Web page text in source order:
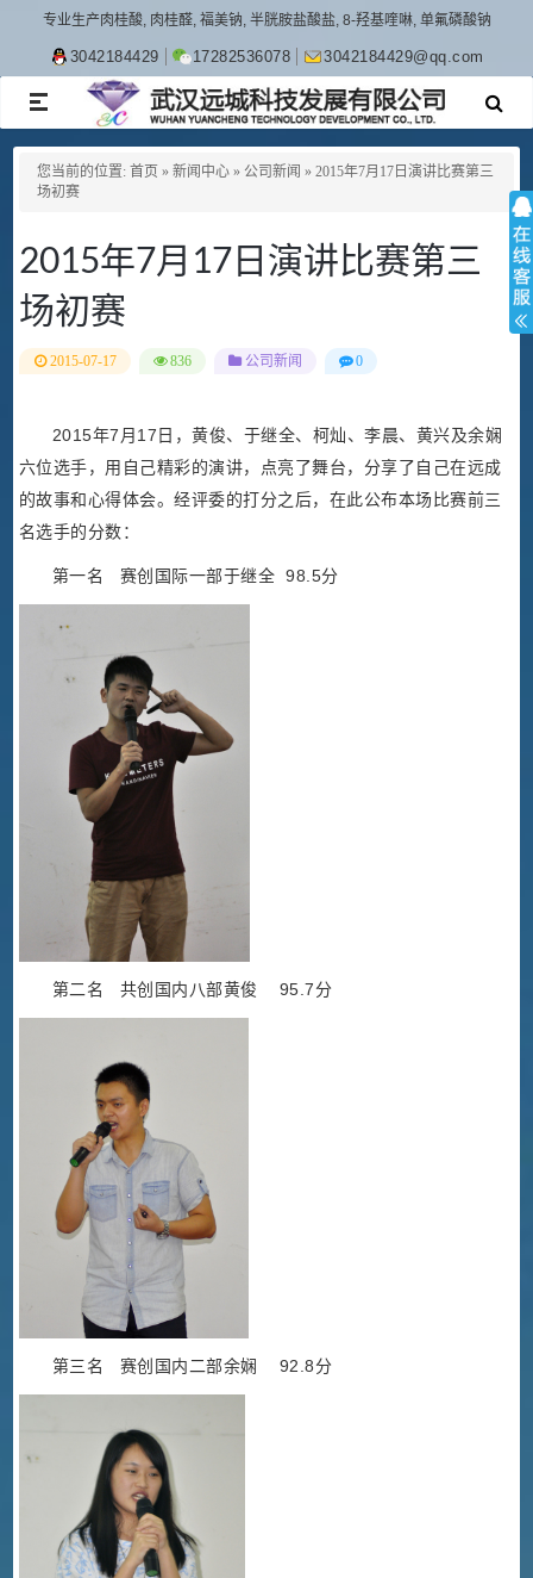
专业生产肉桂酸, 肉桂醛, 福美钠, 半胱胺盐酸盐, 8-羟基喹啉, 单氟磷酸钠
3042184429 17282536078 3042184429@qq.com
TOGGLE
NAVIGATION
您当前的位置: 首页 » 新闻中心» 公司新闻 » 2015年7月17日演讲比赛第三
场初赛
2015年7月17日演讲比赛第三
场初赛
2015-07-17 836 公司新闻 0
2015年7月17日，黄俊、于继全、柯灿、李晨、黄兴及余娴
六位选手，用自己精彩的演讲，点亮了舞台，分享了自己在远成
的故事和心得体会。经评委的打分之后，在此公布本场比赛前三
名选手的分数：
第一名 赛创国际一部于继全 98.5分
第二名 共创国内八部黄俊 95.7分
第三名 赛创国内二部余娴 92.8分